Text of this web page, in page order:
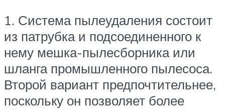
1. Система пылеудаления состоит
из патрубка и подсоединенного к
нему мешка-пылесборника или
шланга промышленного пылесоса.
Второй вариант предпочтительнее,
поскольку он позволяет более